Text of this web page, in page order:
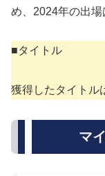
め、2024年の出場
■タイトル
獲得したタイトル
マ